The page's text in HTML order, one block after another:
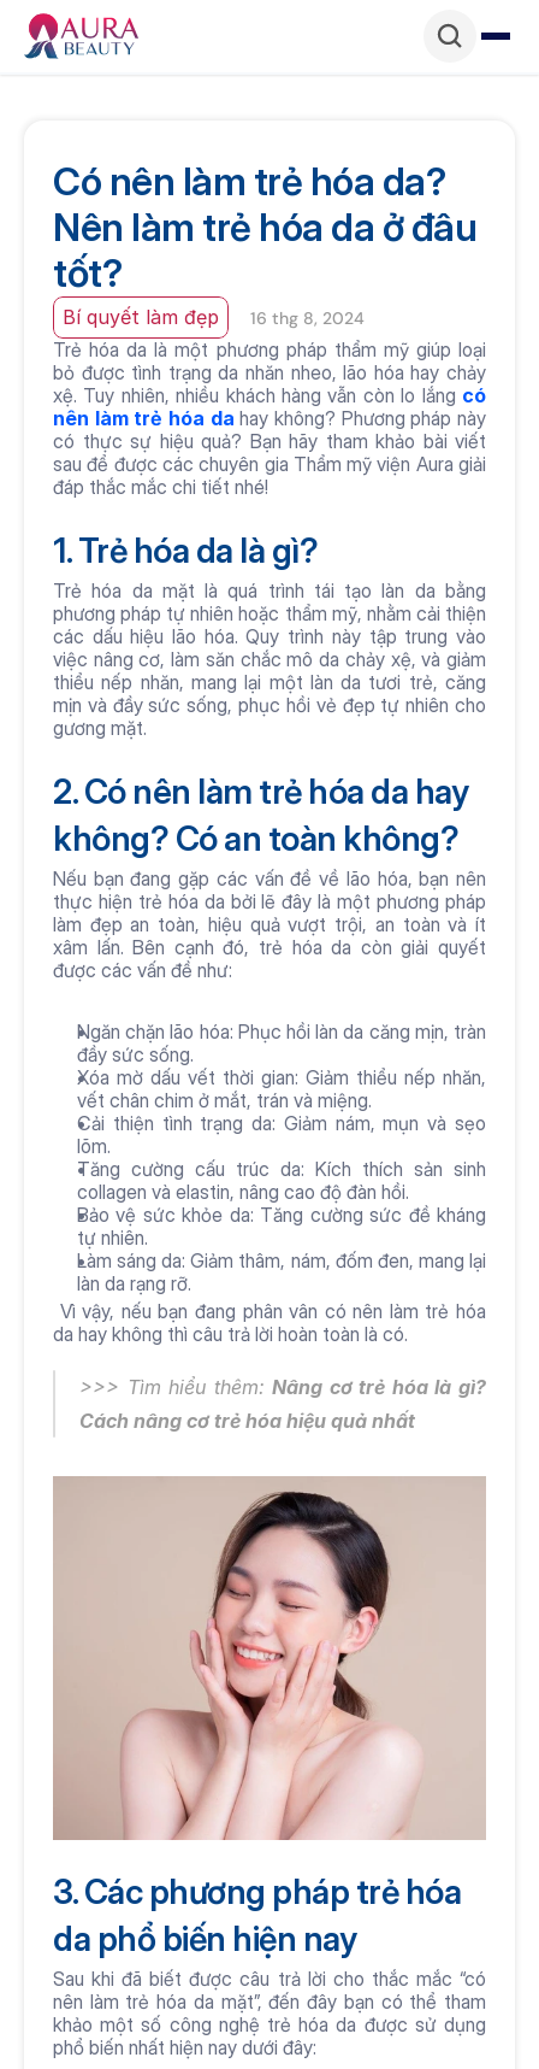
Có nên làm trẻ hóa da?
Nên làm trẻ hóa da ở đâu
tốt?
Bí quyết làm đẹp 16 thg 8, 2024
Trẻ hóa da là một phương pháp thẩm mỹ giúp loại
bỏ được tình trạng da nhăn nheo, lão hóa hay chảy
xệ. Tuy nhiên, nhiều khách hàng vẫn còn lo lắng có
nên làm trẻ hóa da hay không? Phương pháp này
có thực sự hiệu quả? Bạn hãy tham khảo bài viết
sau để được các chuyên gia Thẩm mỹ viện Aura giải
đáp thắc mắc chi tiết nhé!
1. Trẻ hóa da là gì?
Trẻ hóa da mặt là quá trình tái tạo làn da bằng
phương pháp tự nhiên hoặc thẩm mỹ, nhằm cải thiện
các dấu hiệu lão hóa. Quy trình này tập trung vào
việc nâng cơ, làm săn chắc mô da chảy xệ, và giảm
thiểu nếp nhăn, mang lại một làn da tươi trẻ, căng
mịn và đầy sức sống, phục hồi vẻ đẹp tự nhiên cho
gương mặt.
2. Có nên làm trẻ hóa da hay
không? Có an toàn không?
Nếu bạn đang gặp các vấn đề về lão hóa, bạn nên
thực hiện trẻ hóa da bởi lẽ đây là một phương pháp
làm đẹp an toàn, hiệu quả vượt trội, an toàn và ít
xâm lấn. Bên cạnh đó, trẻ hóa da còn giải quyết
được các vấn đề như:
Ngăn chặn lão hóa: Phục hồi làn da căng mịn, tràn
đầy sức sống.
Xóa mờ dấu vết thời gian: Giảm thiểu nếp nhăn,
vết chân chim ở mắt, trán và miệng.
Cải thiện tình trạng da: Giảm nám, mụn và sẹo
lõm.
Tăng cường cấu trúc da: Kích thích sản sinh
collagen và elastin, nâng cao độ đàn hồi.
Bảo vệ sức khỏe da: Tăng cường sức đề kháng
tự nhiên.
Làm sáng da: Giảm thâm, nám, đốm đen, mang lại
làn da rạng rỡ.
da hay không thì câu trả lời hoàn toàn là có.
>>> Tìm hiểu thêm: Nâng cơ trẻ hóa là gì?
Cách nâng cơ trẻ hóa hiệu quả nhất
3. Các phương pháp trẻ hóa
da phổ biến hiện nay
Sau khi đã biết được câu trả lời cho thắc mắc “có
nên làm trẻ hóa da mặt”, đến đây bạn có thể tham
khảo một số công nghệ trẻ hóa da được sử dụng
phổ biến nhất hiện nay dưới đây: